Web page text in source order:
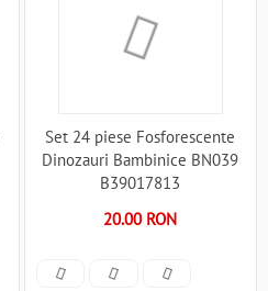
Set 24 piese Fosforescente
Dinozauri Bambinice BN039
B39017813
20.00 RON